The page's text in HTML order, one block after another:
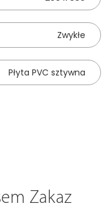
Zwykłe
Płyta PVC sztywna
Zakaz